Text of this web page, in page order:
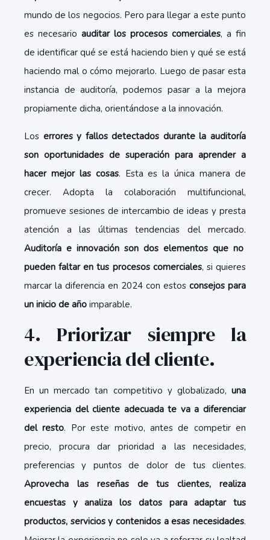
mundo de los negocios. Pero para llegar a este punto
es necesario auditar los procesos comerciales, a fin
de identificar qué se está haciendo bien y qué se está
haciendo mal o cómo mejorarlo. Luego de pasar esta
instancia de auditoría, podemos pasar a la mejora
propiamente dicha, orientándose a la innovación.
Los errores y fallos detectados durante la auditoría
son oportunidades de superación para aprender a
hacer mejor las cosas. Esta es la única manera de
crecer. Adopta la colaboración multifuncional,
promueve sesiones de intercambio de ideas y presta
atención a las últimas tendencias del mercado.
Auditoría e innovación son dos elementos que no
pueden faltar en tus procesos comerciales, si quieres
marcar la diferencia en 2024 con estos consejos para
un inicio de año imparable.
4. Priorizar siempre la
experiencia del cliente.
En un mercado tan competitivo y globalizado, una
experiencia del cliente adecuada te va a diferenciar
del resto. Por este motivo, antes de competir en
precio, procura dar prioridad a las necesidades,
preferencias y puntos de dolor de tus clientes.
Aprovecha las reseñas de tus clientes, realiza
encuestas y analiza los datos para adaptar tus
productos, servicios y contenidos a esas necesidades.